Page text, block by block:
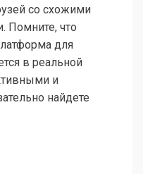
со схожими
Помните, что
для
в реальной
и
найдете